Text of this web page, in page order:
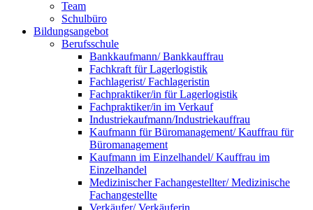
Team
Schulbüro
Bildungsangebot
Berufsschule
Bankkaufmann/ Bankkauffrau
Fachkraft für Lagerlogistik
Fachlagerist/ Fachlageristin
Fachpraktiker/in für Lagerlogistik
Fachpraktiker/in im Verkauf
Industriekaufmann/Industriekauffrau
Kaufmann für Büromanagement/ Kauffrau für
Büromanagement
Kaufmann im Einzelhandel/ Kauffrau im
Einzelhandel
Medizinischer Fachangestellter/ Medizinische
Fachangestellte